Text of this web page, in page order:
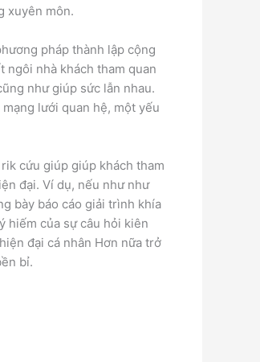
xuyên môn.
pháp thành lập cộng
ngôi nhà khách tham quan
như giúp sức lẫn nhau.
lưới quan hệ, một yếu
cứu giúp giúp khách tham
đại. Ví dụ, nếu như như
bày báo cáo giải trình khía
hiếm của sự câu hỏi kiên
đại cá nhân Hơn nữa trở
bỉ.